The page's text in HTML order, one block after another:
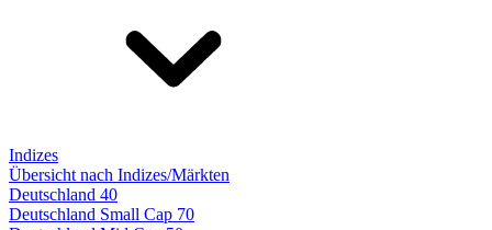
Indizes
Übersicht nach Indizes/Märkten
Deutschland 40
Deutschland Small Cap 70